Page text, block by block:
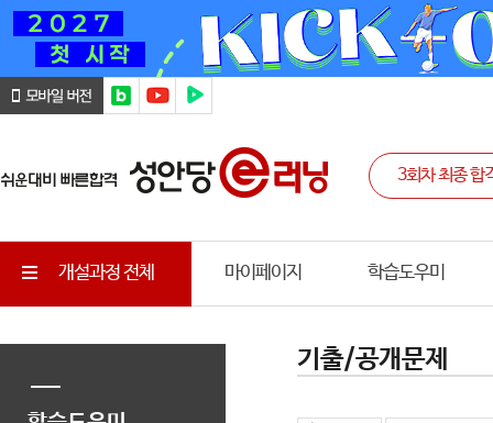
개설과정 전체 마이페이지 학습도우미
기출/공개문제